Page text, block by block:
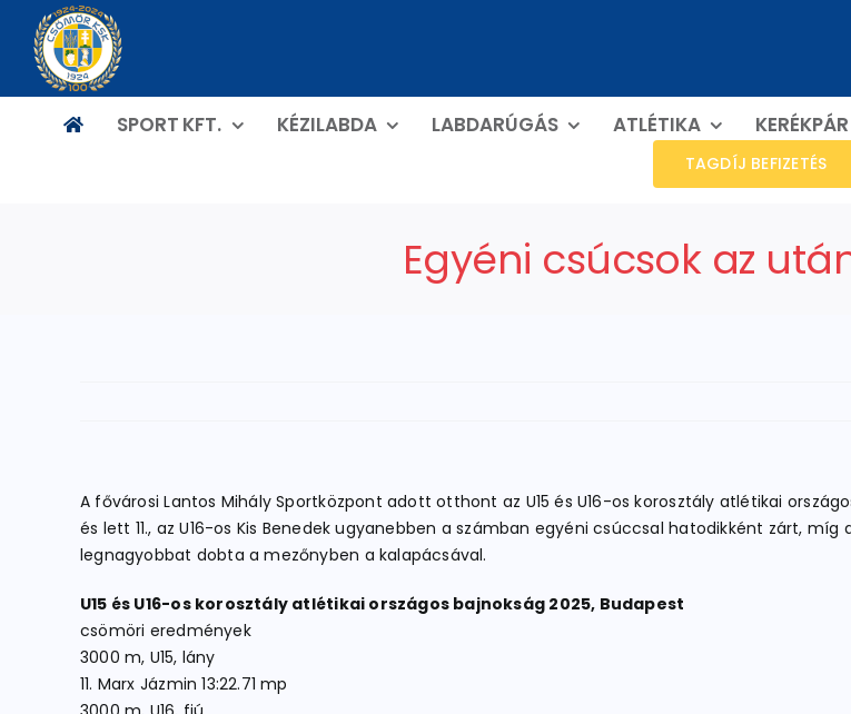
Kihagyás
SPORT KFT. KÉZILABDA LABDARÚGÁS ATLÉTIKA KERÉKPÁR
TAGDÍJ BEFIZETÉS
Egyéni csúcsok az
A fővárosi Lantos Mihály Sportközpont adott otthont az U15 és U16-os korosztály atlétikai
és lett 11., az U16-os Kis Benedek ugyanebben a számban egyéni csúccsal hatodikként zárt,
legnagyobbat dobta a mezőnyben a kalapácsával.
U15 és U16-os korosztály atlétikai országos bajnokság 2025, Budapest
csömöri eredmények
3000 m, U15, lány
11. Marx Jázmin 13:22.71 mp